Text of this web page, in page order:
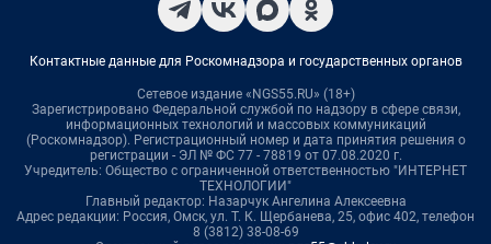
Контактные данные для Роскомнадзора и государственных органов
Сетевое издание «NGS55.RU» (18+)
Зарегистрировано Федеральной службой по надзору в сфере связи,
информационных технологий и массовых коммуникаций
(Роскомнадзор). Регистрационный номер и дата принятия решения о
регистрации - ЭЛ № ФС 77 - 78819 от 07.08.2020 г.
Учредитель: Общество с ограниченной ответственностью "ИНТЕРНЕТ
ТЕХНОЛОГИИ"
Главный редактор: Назарчук Ангелина Алексеевна
Адрес редакции: Россия, Омск, ул. Т. К. Щербанева, 25, офис 402, телефон
8 (3812) 38-08-69